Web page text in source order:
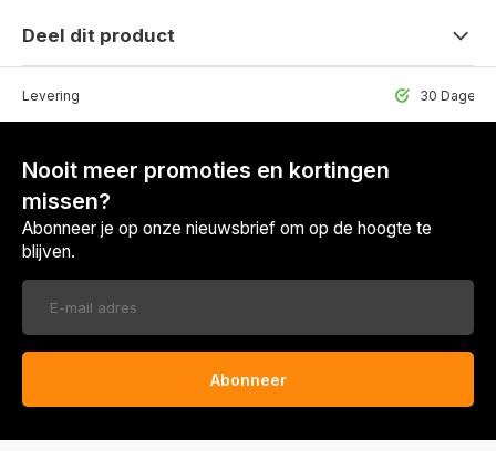
Deel dit product
Levering 30 Dagen
Nooit meer promoties en kortingen
missen?
Abonneer je op onze nieuwsbrief om op de hoogte te
blijven.
Abonneer